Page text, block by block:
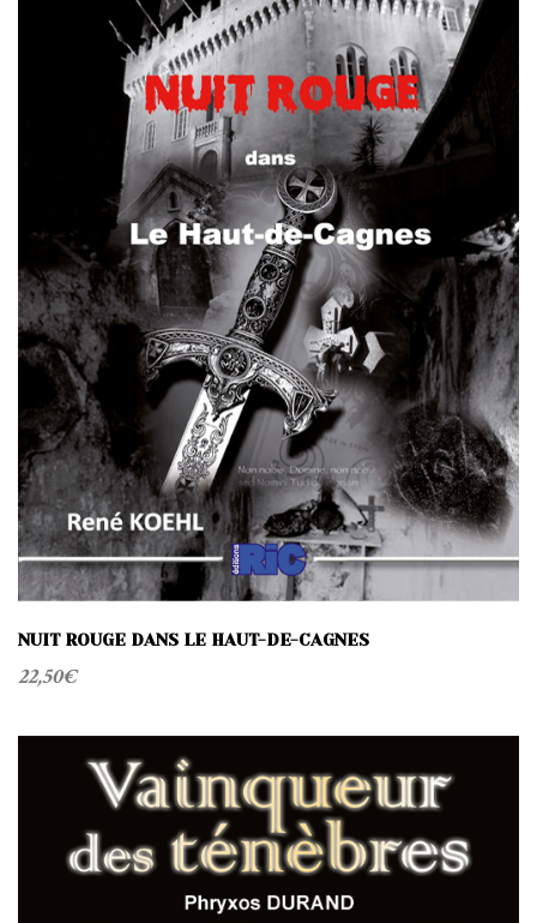
NUIT ROUGE DANS LE HAUT-DE-CAGNES
22,50€